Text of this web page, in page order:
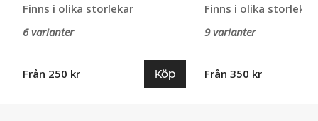
Finns i olika storlekar
6 varianter
Från 250 kr Köp
Finns i olika storlekar
9 varianter
Från 350 kr